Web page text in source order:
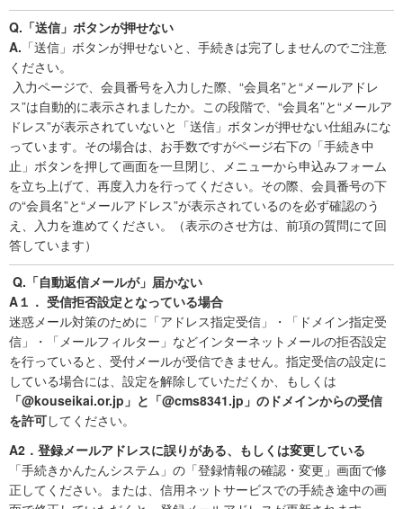
Q.「送信」ボタンが押せない
A. 「送信」ボタンが押せないと、手続きは完了しませんのでご注意
ください。
入力ページで、会員番号を入力した際、“会員名”と“メールアドレ
ス”は自動的に表示されましたか。この段階で、“会員名”と“メールア
ドレス”が表示されていないと「送信」ボタンが押せない仕組みにな
っています。その場合は、お手数ですがページ右下の「手続き中
止」ボタンを押して画面を一旦閉じ、メニューから申込みフォーム
を立ち上げて、再度入力を行ってください。その際、会員番号の下
の“会員名”と“メールアドレス”が表示されているのを必ず確認のう
え、入力を進めてください。（表示のさせ方は、前項の質問にて回
答しています）
Q.「自動返信メールが」届かない
A１． 受信拒否設定となっている場合
迷惑メール対策のために「アドレス指定受信」・「ドメイン指定受
信」・「メールフィルター」などインターネットメールの拒否設定
を行っていると、受付メールが受信できません。指定受信の設定に
している場合には、設定を解除していただくか、もしくは
「@kouseikai.or.jp」と「@cms8341.jp」のドメインからの受信
を許可してください。
A2．登録メールアドレスに誤りがある、もしくは変更している
「手続きかんたんシステム」の「登録情報の確認・変更」画面で修
正してください。または、信用ネットサービスでの手続き途中の画